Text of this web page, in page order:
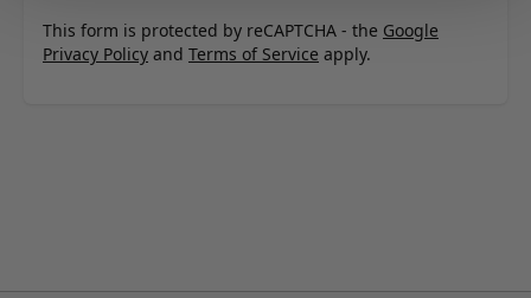
This form is protected by reCAPTCHA - the Google
Privacy Policy and Terms of Service apply.